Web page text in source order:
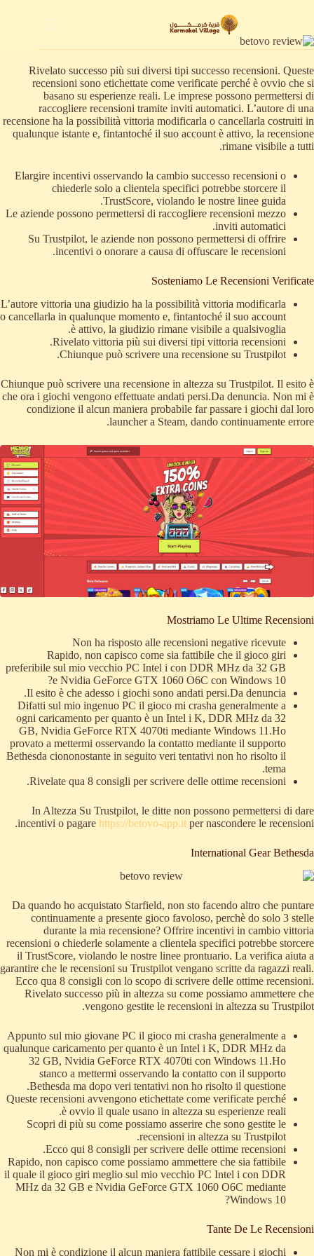
المحتوى
Rivelato successo più sui diversi tipi successo recensioni. Queste
recensioni sono etichettate come verificate perché è ovvio che si
basano su esperienze reali. Le imprese possono permettersi di
raccogliere recensioni tramite inviti automatici. L’autore di una
recensione ha la possibilità vittoria modificarla o cancellarla costruiti in
qualunque istante e, fintantoché il suo account è attivo, la recensione
rimane visibile a tutti.
Elargire incentivi osservando la cambio successo recensioni o
chiederle solo a clientela specifici potrebbe storcere il
TrustScore, violando le nostre linee guida.
Le aziende possono permettersi di raccogliere recensioni mezzo
inviti automatici.
Su Trustpilot, le aziende non possono permettersi di offrire
incentivi o onorare a causa di offuscare le recensioni.
Sosteniamo Le Recensioni Verificate
L’autore vittoria una giudizio ha la possibilità vittoria modificarla
o cancellarla in qualunque momento e, fintantoché il suo account
è attivo, la giudizio rimane visibile a qualsivoglia.
Rivelato vittoria più sui diversi tipi vittoria recensioni.
Chiunque può scrivere una recensione su Trustpilot.
Chiunque può scrivere una recensione in altezza su Trustpilot. Il esito è
che ora i giochi vengono effettuate andati persi.Da denuncia. Non mi è
condizione il alcun maniera probabile far passare i giochi dal loro
launcher a Steam, dando continuamente errore.
Mostriamo Le Ultime Recensioni
Non ha risposto alle recensioni negative ricevute
Rapido, non capisco come sia fattibile che il gioco giri
preferibile sul mio vecchio PC Intel i con DDR MHz da 32 GB
e Nvidia GeForce GTX 1060 O6C con Windows 10?
Il esito è che adesso i giochi sono andati persi.Da denuncia.
Difatti sul mio ingenuo PC il gioco mi crasha generalmente a
ogni caricamento per quanto è un Intel i K, DDR MHz da 32
GB, Nvidia GeForce RTX 4070ti mediante Windows 11.Ho
provato a mettermi osservando la contatto mediante il supporto
Bethesda ciononostante in seguito veri tentativi non ho risolto il
tema.
Rivelate qua 8 consigli per scrivere delle ottime recensioni.
In Altezza Su Trustpilot, le ditte non possono permettersi di dare
incentivi o pagare https://betovo-app.it per nascondere le recensioni.
International Gear Bethesda
Da quando ho acquistato Starfield, non sto facendo altro che puntare
continuamente a presente gioco favoloso, perchè do solo 3 stelle
durante la mia recensione? Offrire incentivi in cambio vittoria
recensioni o chiederle solamente a clientela specifici potrebbe storcere
il TrustScore, violando le nostre linee prontuario. La verifica aiuta a
garantire che le recensioni su Trustpilot vengano scritte da ragazzi reali.
Ecco qua 8 consigli con lo scopo di scrivere delle ottime recensioni.
Rivelato successo più in altezza su come possiamo ammettere che
vengono gestite le recensioni in altezza su Trustpilot.
Appunto sul mio giovane PC il gioco mi crasha generalmente a
qualunque caricamento per quanto è un Intel i K, DDR MHz da
32 GB, Nvidia GeForce RTX 4070ti con Windows 11.Ho
stanco a mettermi osservando la contatto con il supporto
Bethesda ma dopo veri tentativi non ho risolto il questione.
Queste recensioni avvengono etichettate come verificate perché
è ovvio il quale usano in altezza su esperienze reali.
Scopri di più su come possiamo asserire che sono gestite le
recensioni in altezza su Trustpilot.
Ecco qui 8 consigli per scrivere delle ottime recensioni.
Rapido, non capisco come possiamo ammettere che sia fattibile
il quale il gioco giri meglio sul mio vecchio PC Intel i con DDR
MHz da 32 GB e Nvidia GeForce GTX 1060 O6C mediante
Windows 10?
Tante De Le Recensioni
Non mi è condizione il alcun maniera fattibile cessare i giochi